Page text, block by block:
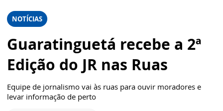
NOTÍCIAS
Guaratinguetá recebe a 2ª
Edição do JR nas Ruas
Equipe de jornalismo vai às ruas para ouvir moradores e
levar informação de perto